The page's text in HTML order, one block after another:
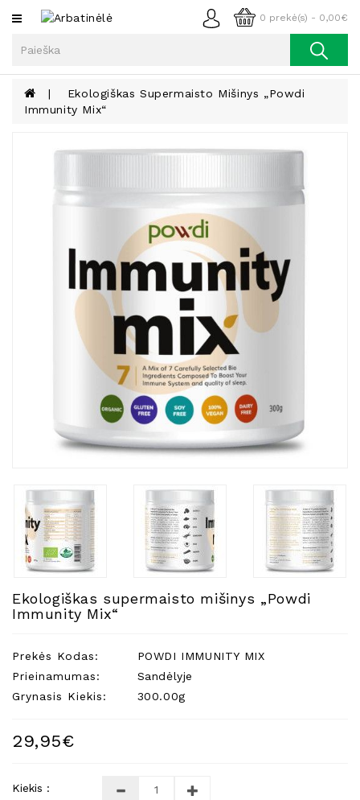
0 prekė(s) - 0,00€
Kategorijos
Kava
Prieskoniai
Sveikatai
Saldėsiai
Gurmanams
Kosmetika
Higienos
Priemonės
Kūdikiams
Pirties
Reikalai
Dovanos
Ekologiškas Supermaisto Mišinys „Powdi
Immunity Mix“
Ekologiškas supermaisto mišinys „Powdi
Immunity Mix“
Prekės Kodas:
POWDI IMMUNITY MIX
Prieinamumas:
Sandėlyje
Grynasis Kiekis:
300.00g
29,95€
Kiekis :